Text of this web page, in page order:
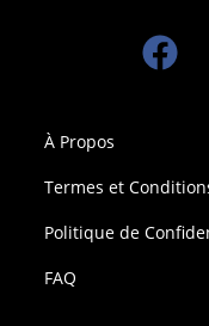
À Propos
Termes et
Politique de
FAQ